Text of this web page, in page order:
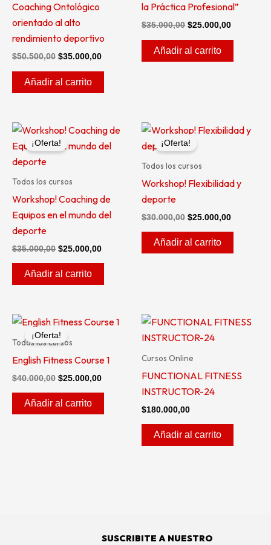
Coaching Ontológico
orientado al alto
rendimiento deportivo
$50.500,00 $35.000,00
Añadir al carrito
la Práctica Profesional”
$35.000,00 $25.000,00
Añadir al carrito
¡Oferta!
Todos los cursos
Workshop! Coaching de
Equipos en el mundo del
deporte
$35.000,00
El
precio
original
$25.000,00
El
precio
actual
$25.000,00.
Añadir al carrito
¡Oferta!
Todos los cursos
Workshop! Flexibilidad y
deporte
$30.000,00
El
precio
original
$30.000,00.
$25.000,00
El
precio
Añadir al carrito
¡Oferta!
Todos los cursos
English Fitness Course 1
$40.000,00
El
precio
original
$40.000,00.
$25.000,00
El
$25.000,00.
Añadir al carrito
Cursos Online
FUNCTIONAL FITNESS
INSTRUCTOR-24
$180.000,00
Añadir al carrito
SUSCRIBITE A NUESTRO